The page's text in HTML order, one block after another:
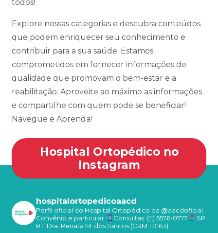
todos!
Explore nossas categorias e descubra conteúdos
que podem enriquecer seu conhecimento e
contribuir para a sua saúde. Estamos
comprometidos em fornecer informações de
qualidade que promovam o bem-estar e a
reabilitação. Aproveite ao máximo as informações
e compartilhe com quem pode se beneficiar!
Navegue e Aprenda!
Hospital Ortopédico no
Instagram
hospitalortopedicoaacd
Perfil oficial do Hospital Ortopédico da @aacdoficial
Convênio e particular
Consultas: (11) 5576-0777
SP
RT: Dra. Renata M. dos Santos (CRM 113163)